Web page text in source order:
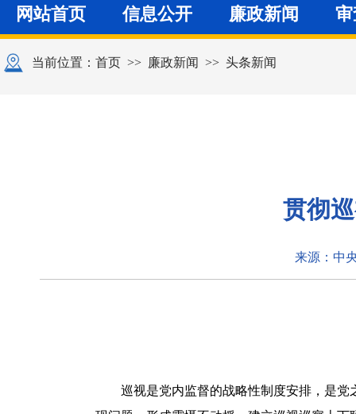
网站首页 信息公开 廉政新闻
当前位置： 首页 >> 廉政新闻 >> 头条新闻
贯彻
来源：中
巡视是党内监督的战略性制度安排，是党